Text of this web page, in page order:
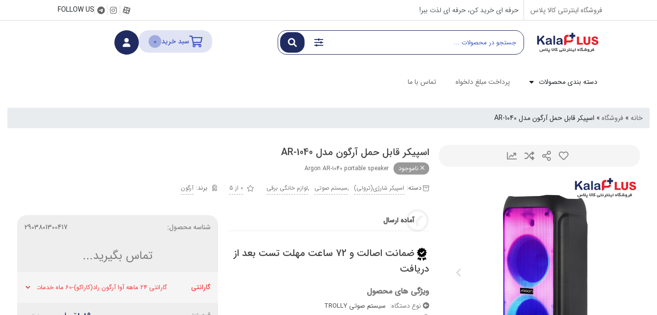
فروشگاه اینترنتی کالا پلاس حرفه ای خرید کن، حرفه ای لذت ببر! FOLLOW US
سبد خرید 0
دسته بندی محصولات پرداخت مبلغ دلخواه تماس با ما
خانه» فروشگاه» اسپیکر قابل حمل آرگون مدل AR-1040
اسپیکر قابل حمل آرگون مدل AR-1040
ناموجود Argon AR-1040 portable speaker
دسته: اسپیکر شارژی(ترولی) ,سیستم صوتی ,لوازم خانگی برقی 0 از 5 آرگون
آماده ارسال
ضمانت اصالت و 72 ساعت مهلت تست بعد از
دریافت
ویژگی های محصول
نوع دستگاه: سیستم صوتی TROLLY
شناسه محصول: 2903801300417
تماس بگیرید...
گارانتی